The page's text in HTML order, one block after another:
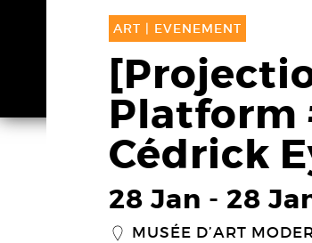
ART | EVENEMENT
Platform
Cédrick
28 Jan - 28
_ MUSÉE D’ART